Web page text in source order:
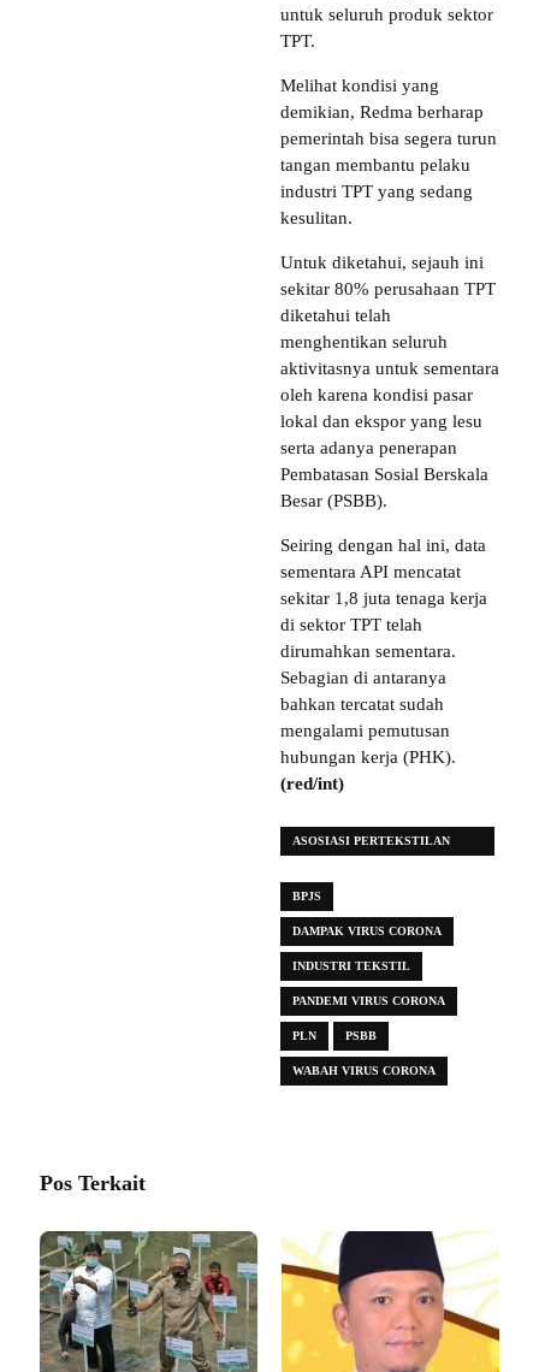
untuk seluruh produk sektor
TPT.
Melihat kondisi yang
demikian, Redma berharap
pemerintah bisa segera turun
tangan membantu pelaku
industri TPT yang sedang
kesulitan.
Untuk diketahui, sejauh ini
sekitar 80% perusahaan TPT
diketahui telah
menghentikan seluruh
aktivitasnya untuk sementara
oleh karena kondisi pasar
lokal dan ekspor yang lesu
serta adanya penerapan
Pembatasan Sosial Berskala
Besar (PSBB).
Seiring dengan hal ini, data
sementara API mencatat
sekitar 1,8 juta tenaga kerja
di sektor TPT telah
dirumahkan sementara.
Sebagian di antaranya
bahkan tercatat sudah
mengalami pemutusan
hubungan kerja (PHK).
(red/int)
ASOSIASI PERTEKSTILAN
BPJS
DAMPAK VIRUS CORONA
INDUSTRI TEKSTIL
PANDEMI VIRUS CORONA
PLN PSBB
WABAH VIRUS CORONA
Pos Terkait